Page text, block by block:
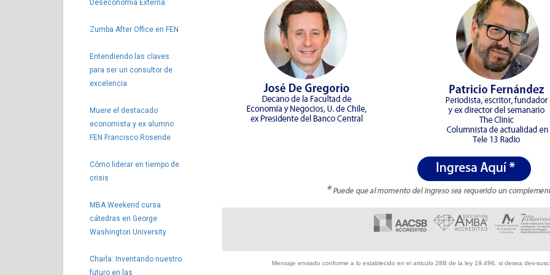
Deseconomía Externa
Zumba After Office en FEN
Entendiendo las claves
para ser un consultor de
excelencia
Muere el destacado
economista y ex alumno
FEN Francisco Rosende
Cómo liderar en tiempo de
crisis
MBA Weekend cursa
cátedras en George
Washington University
Charla: Inventando nuestro
futuro en las
Mensaje enviado conforme a lo establecido en el articulo 28B de la ley 19.496, si desea des-